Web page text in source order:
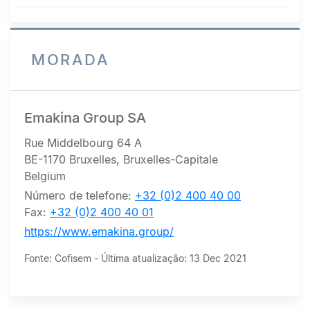
MORADA
Emakina Group SA
Rue Middelbourg 64 A
BE-1170 Bruxelles, Bruxelles-Capitale
Belgium
Número de telefone: +32 (0)2 400 40 00
Fax: +32 (0)2 400 40 01
https://www.emakina.group/
Fonte: Cofisem - Última atualização: 13 Dec 2021